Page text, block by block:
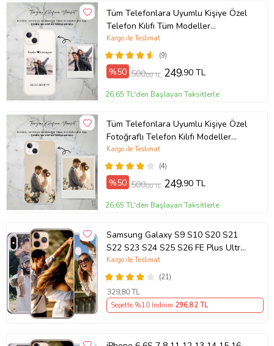
Tüm Telefonlara Uyumlu Kişiye Özel
Telefon Kılıfı Tüm Modeller
Açıklamada
(9)
Kargo ile Teslimat
%50 500,00 TL 249,90 TL
26,65 TL'den Başlayan Taksitlerle
Tüm Telefonlara Uyumlu Kişiye Özel
Fotoğraflı Telefon Kılıfı Modeller
Açıklamada
(4)
Kargo ile Teslimat
%50 500,00 TL 249,90 TL
26,65 TL'den Başlayan Taksitlerle
Samsung Galaxy S9 S10 S20 S21
S22 S23 S24 S25 S26 FE Plus Ultra
Kılıf Kişiye Özel Resimli Fotoğraflı
Silikon
(21)
Kargo ile Teslimat
329,80 TL
Sepette %10 İndirim 296,82 TL